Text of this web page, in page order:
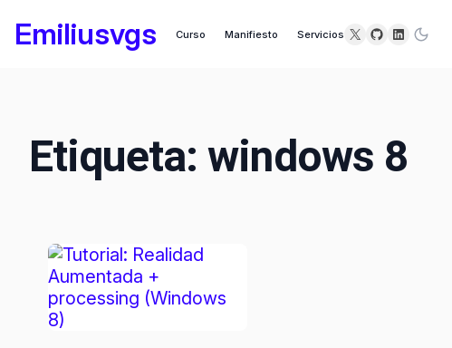
Emiliusvgs Curso Manifiesto Servicios X GitHubLinkedIn
Etiqueta:windows 8